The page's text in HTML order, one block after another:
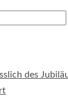
des